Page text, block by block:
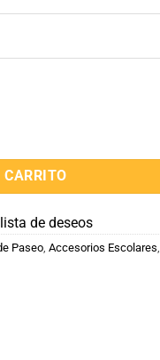
de deseos
Paseo, Accesorios Escolares,